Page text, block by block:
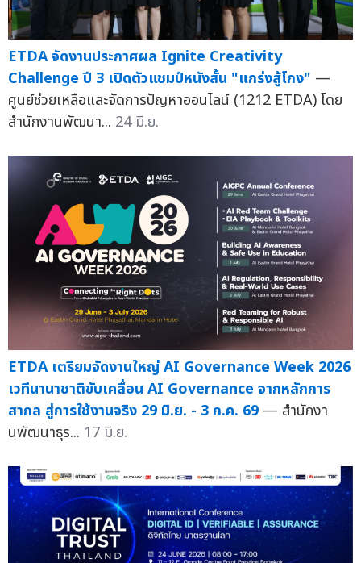
ETDA จัดงานประกาศผล Ignite Creativity
Challenge ปี 3 เปิดตัวแชมป์หนังสั้น "แกร่งสู้โกง" —
ศูนย์ช่วยเหลือและจัดการปัญหาออนไลน์ (1212 ETDA) โดย
สำนักงานพัฒนา... 24 มิ.ย.
ETDA เตรียมจัดงานใหญ่ AI Governance Week 2026
เวทีนานาชาติขับเคลื่อน AI Governance จากหลักการ
สากล สู่การใช้งานจริง 29 มิ.ย. - 3 ก.ค. 69 — สำนักงา
นพัฒนาธุร... 17 มิ.ย.